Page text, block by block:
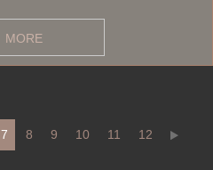
MORE
7 8 9 10 11 12